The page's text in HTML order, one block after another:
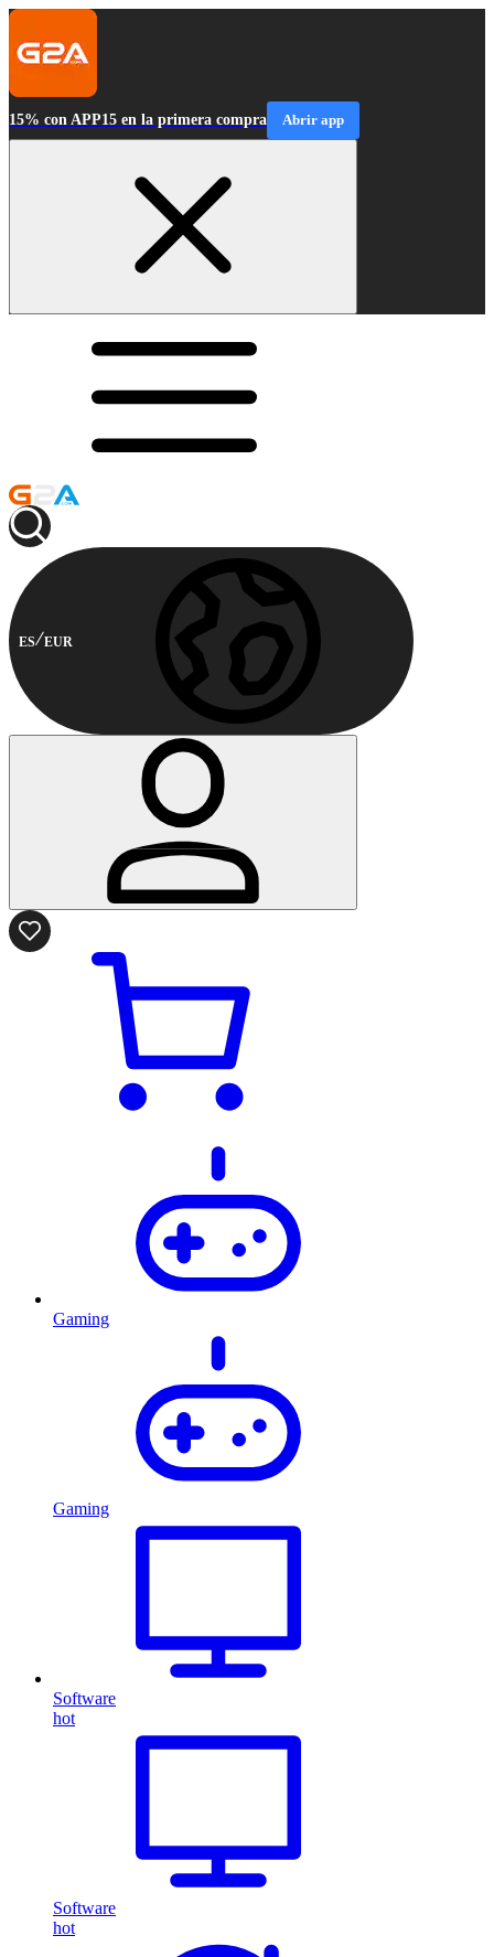
15% con APP15 en la primera compra Abrir app
ES EUR
Gaming
Gaming
Software
hot
Software
hot